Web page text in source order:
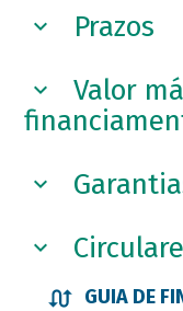
Prazos
Valor
GUIA DE